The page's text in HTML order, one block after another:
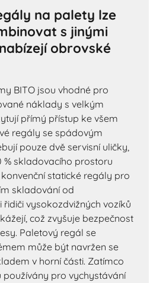
na palety lze
s jinými
obrovské
BITO jsou vhodné pro
náklady s velkým
přímý přístup ke všem
regály se spádovým
pouze dvě servisní uličky,
% skladovacího prostoru
statické regály pro
skladování od
vysokozdvižných vozíků
což zvyšuje bezpečnost
Paletový regál se
může být navržen se
v horní části. Zatímco
používány pro vychystávání